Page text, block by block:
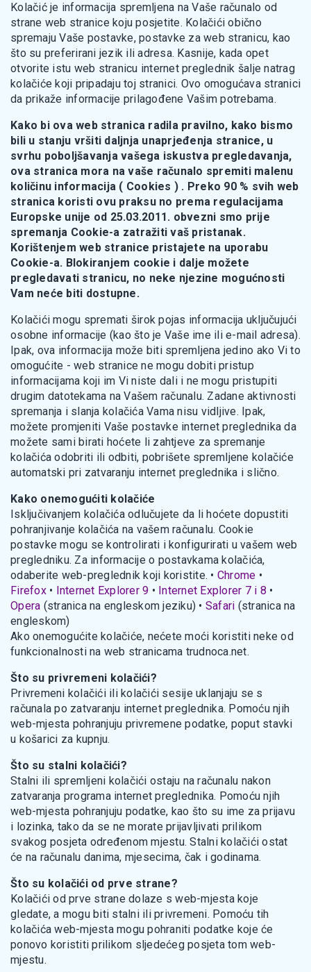
Kolačić je informacija spremljena na Vaše računalo od
strane web stranice koju posjetite. Kolačići obično
spremaju Vaše postavke, postavke za web stranicu, kao
što su preferirani jezik ili adresa. Kasnije, kada opet
otvorite istu web stranicu internet preglednik šalje natrag
kolačiće koji pripadaju toj stranici. Ovo omogućava stranici
da prikaže informacije prilagođene Vašim potrebama.
Kako bi ova web stranica radila pravilno, kako bismo
bili u stanju vršiti daljnja unaprjeđenja stranice, u
svrhu poboljšavanja vašega iskustva pregledavanja,
ova stranica mora na vaše računalo spremiti malenu
količinu informacija ( Cookies ) . Preko 90 % svih web
stranica koristi ovu praksu no prema regulacijama
Europske unije od 25.03.2011. obvezni smo prije
spremanja Cookie-a zatražiti vaš pristanak.
Korištenjem web stranice pristajete na uporabu
Cookie-a. Blokiranjem cookie i dalje možete
pregledavati stranicu, no neke njezine mogućnosti
Vam neće biti dostupne.
Kolačići mogu spremati širok pojas informacija uključujući
osobne informacije (kao što je Vaše ime ili e-mail adresa).
Ipak, ova informacija može biti spremljena jedino ako Vi to
omogućite - web stranice ne mogu dobiti pristup
informacijama koji im Vi niste dali i ne mogu pristupiti
drugim datotekama na Vašem računalu. Zadane aktivnosti
spremanja i slanja kolačića Vama nisu vidljive. Ipak,
možete promjeniti Vaše postavke internet preglednika da
možete sami birati hoćete li zahtjeve za spremanje
kolačića odobriti ili odbiti, pobrišete spremljene kolačiće
automatski pri zatvaranju internet preglednika i slično.
Kako onemogućiti kolačiće
Isključivanjem kolačića odlučujete da li hoćete dopustiti
pohranjivanje kolačića na vašem računalu. Cookie
postavke mogu se kontrolirati i konfigurirati u vašem web
pregledniku. Za informacije o postavkama kolačića,
odaberite web-preglednik koji koristite. • Chrome •
Firefox• Internet Explorer 9 • Internet Explorer 7 i 8 •
Opera (stranica na engleskom jeziku) • Safari (stranica na
engleskom)
Ako onemogućite kolačiće, nećete moći koristiti neke od
funkcionalnosti na web stranicama trudnoca.net.
Što su privremeni kolačići?
Privremeni kolačići ili kolačići sesije uklanjaju se s
računala po zatvaranju internet preglednika. Pomoću njih
web-mjesta pohranjuju privremene podatke, poput stavki
u košarici za kupnju.
Što su stalni kolačići?
Stalni ili spremljeni kolačići ostaju na računalu nakon
zatvaranja programa internet preglednika. Pomoću njih
web-mjesta pohranjuju podatke, kao što su ime za prijavu
i lozinka, tako da se ne morate prijavljivati prilikom
svakog posjeta određenom mjestu. Stalni kolačići ostat
će na računalu danima, mjesecima, čak i godinama.
Što su kolačići od prve strane?
Kolačići od prve strane dolaze s web-mjesta koje
gledate, a mogu biti stalni ili privremeni. Pomoću tih
kolačića web-mjesta mogu pohraniti podatke koje će
ponovo koristiti prilikom sljedećeg posjeta tom web-
mjestu.